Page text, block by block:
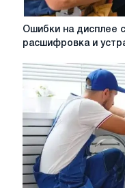
Ошибки
стиральной
машины:
расшифровка
устранение
Ошибки на дисплее
расшифровка и